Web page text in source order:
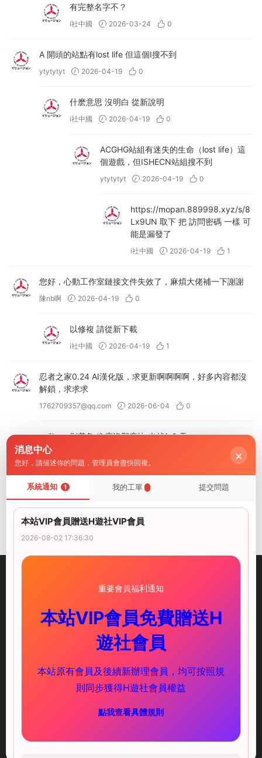
有完整名字不？
i社中國 2026-03-24 0
A 開頭的站點有lost life 但這個I搜不到
ytytytyt 2026-04-19 0
什麽意思 沒明白 從新說明
i社中國 2026-04-19 0
ACGHG站組有迷失的生命（lost life）這
個遊戲，但ISHECN站組搜不到
ytytytyt 2026-04-19 0
https://mopan.889998.xyz/s/8
Lx9UN 取下 把 訪問密碼 一樣 可
能是漏發了
i社中國 2026-04-19 1
您好，心動工作室鏈接文件失效了，麻煩大佬補一下謝謝
陳nb啊 2026-04-19 0
以修複 請從新下載
i社中國 2026-04-19 1
忍者之家0.24 AI漢化版，求更新啊啊啊啊，好多内容都沒
解鎖，求求求
1762709357@qq.com 2026-06-04 0
别着急 進度沒那麽快 也就1-2 天 - -
日系SLG/AI漢化/同人】忍者之家 v0.25d 官中步兵版，更
illusion中國-I社中國官方網站
服務支持
新手必讀
下載教程
ACG頻道
消息中心
您好，請描述你的問題，管理員會盡快回複。 ×
系統通知 1 我的工單 提交問題
本站VIP會員贈送H遊社VIP會員
2026-08-02 17:36:30
重要會員福利通知
本站VIP會員免費贈送H
遊社會員
本站原有會員及後續新辦理會員，均可按照規
則同步獲得H遊社會員權益
點我查看具體規則